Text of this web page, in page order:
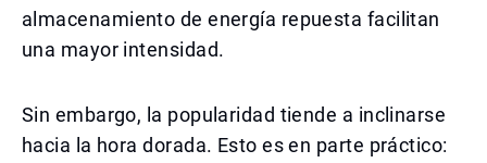
almacenamiento de energía repuesta facilitan
una mayor intensidad.
Sin embargo, la popularidad tiende a inclinarse
hacia la hora dorada. Esto es en parte práctico: